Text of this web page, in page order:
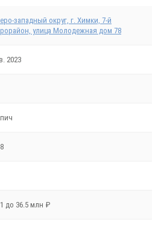
западный округ, г. Химки, 7-й
улица Молодежная дом 78
2023
до 36.5 млн ₽